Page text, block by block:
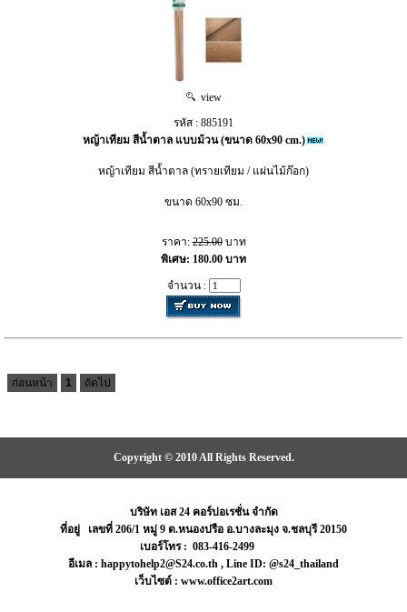
view
รหัส : 885191
หญ้าเทียม สีน้ำตาล แบบม้วน (ขนาด 60x90 cm.)
หญ้าเทียม สีน้ำตาล (ทรายเทียม / แผ่นไม้ก๊อก)
ขนาด 60x90 ซม.
ราคา:225.00บาท
พิเศษ: 180.00 บาท
จำนวน :
ก่อนหน้า 1 ถัดไป
Copyright © 2010 All Rights Reserved.
บริษัท เอส 24 คอร์ปอเรชั่น จำกัด
ที่อยู่ เลขที่ 206/1 หมู่ 9 ต.หนองปรือ อ.บางละมุง จ.ชลบุรี 20150
เบอร์โทร : 083-416-2499
อีเมล : happytohelp2@S24.co.th , Line ID: @s24_thailand
เว็บไซต์ : www.office2art.com